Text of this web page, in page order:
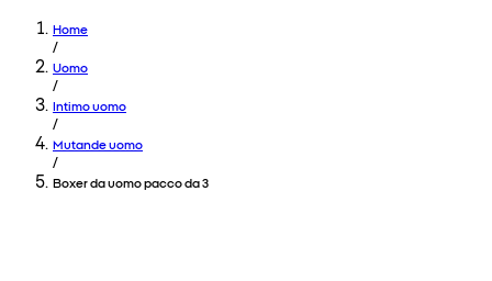
Home
/
Uomo
/
Intimo uomo
/
Mutande uomo
/
Boxer da uomo pacco da 3